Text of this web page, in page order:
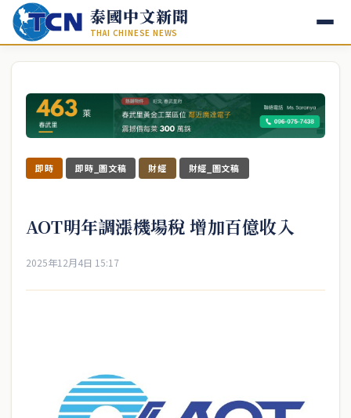
泰國中文新聞
THAI CHINESE NEWS
即時 即時_圖文稿 財經 財經_圖文稿
AOT明年調漲機場稅 增加百億收入
2025年12月4日 15:17